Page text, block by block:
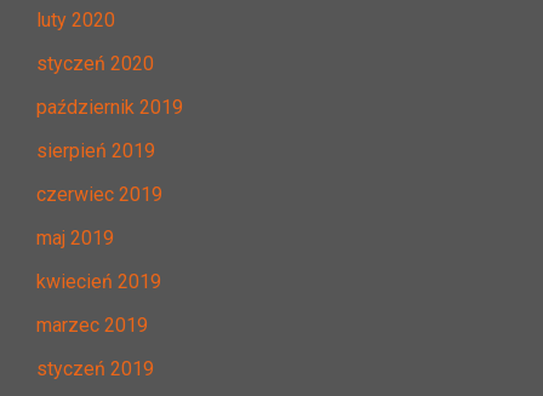
luty 2020
styczeń 2020
październik 2019
sierpień 2019
czerwiec 2019
maj 2019
kwiecień 2019
marzec 2019
styczeń 2019